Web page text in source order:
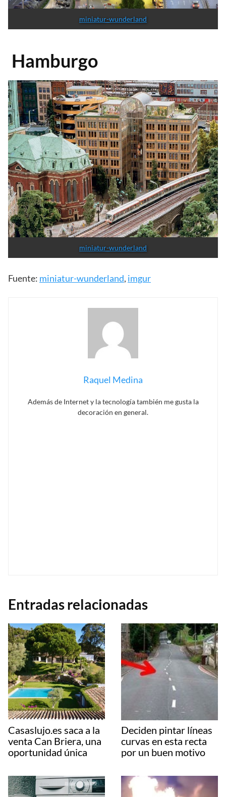
miniatur-wunderland
Hamburgo
miniatur-wunderland
Fuente: miniatur-wunderland, imgur
Raquel Medina
Además de Internet y la tecnología también me gusta la
decoración en general.
Entradas relacionadas
Casaslujo.es saca a la
venta Can Briera, una
oportunidad única
Deciden pintar líneas
curvas en esta recta
por un buen motivo